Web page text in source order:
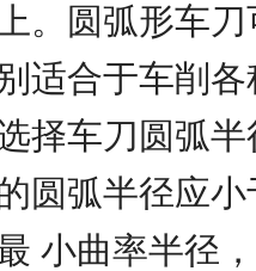
。圆弧形车
适合于车削
择车刀圆弧
圆弧半径应
小曲率半径